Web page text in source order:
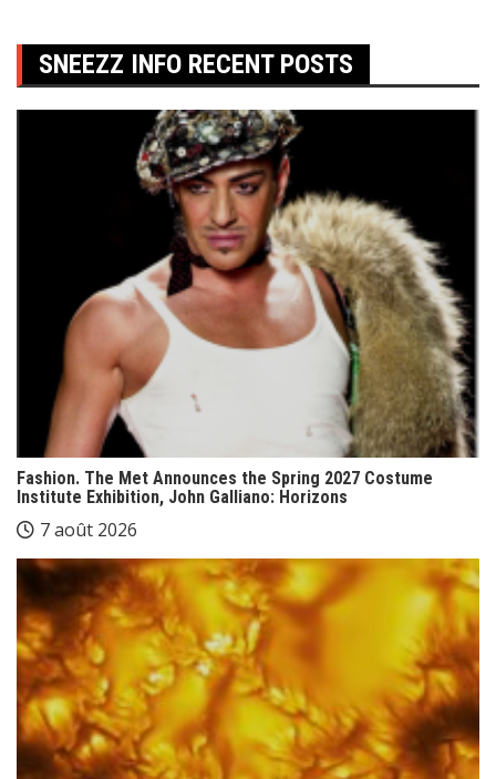
SNEEZZ INFO RECENT POSTS
Fashion. The Met Announces the Spring 2027 Costume
Institute Exhibition, John Galliano: Horizons
7 août 2026